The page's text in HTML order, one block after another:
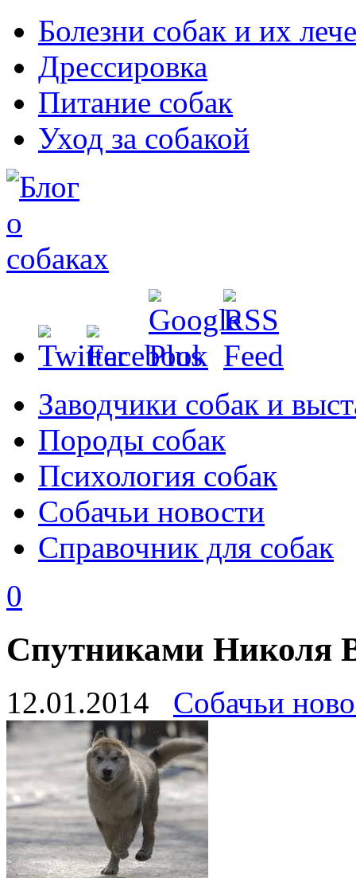
Болезни собак и их
Дрессировка
Питание собак
Уход за собакой
Заводчики собак и
Породы собак
Психология собак
Собачьи новости
Справочник для собак
0
Спутниками Николя
12.01.2014 Собачьи